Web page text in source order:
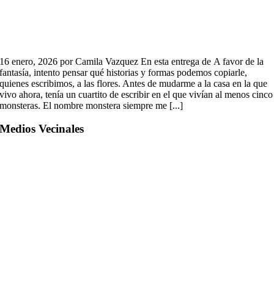
16 enero, 2026 por Camila Vazquez En esta entrega de A favor de la
fantasía, intento pensar qué historias y formas podemos copiarle,
quienes escribimos, a las flores. Antes de mudarme a la casa en la que
vivo ahora, tenía un cuartito de escribir en el que vivían al menos cinco
monsteras. El nombre monstera siempre me [...]
Medios Vecinales